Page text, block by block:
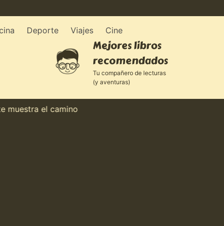
Deporte Viajes Cine
Mejores libros
recomendados
Tu compañero de lecturas
(y aventuras)
el camino